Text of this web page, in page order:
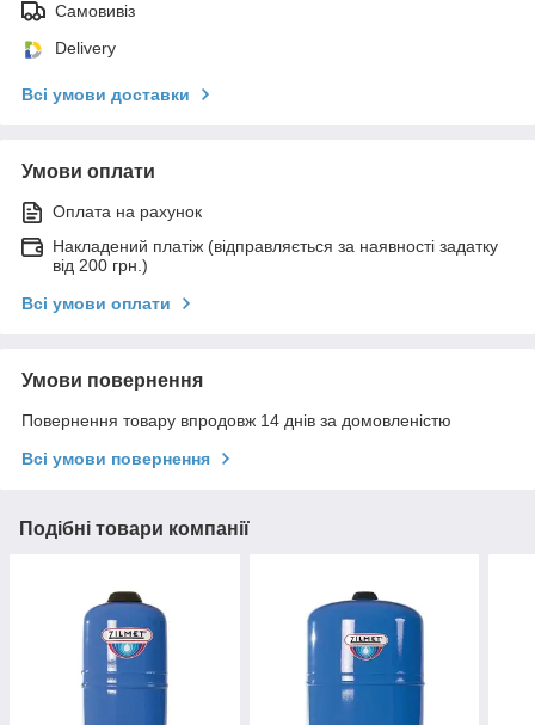
Самовивіз
Delivery
Всі умови доставки
Умови оплати
Оплата на рахунок
Накладений платіж (відправляється за наявності задатку
від 200 грн.)
Всі умови оплати
Умови повернення
Повернення товару впродовж 14 днів за домовленістю
Всі умови повернення
Подібні товари компанії